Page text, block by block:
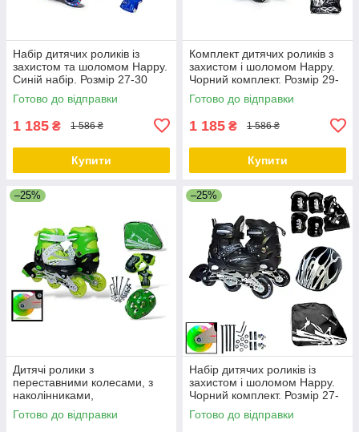
Набір дитячих роликів із
захистом та шоломом Happy.
Синій набір. Розмір 27-30
Готово до відправки
1 185 ₴ 1 586 ₴
Купити
Комплект дитячих роликів з
захистом і шоломом Happy.
Чорний комплект. Розмір 29-
33
Готово до відправки
1 185 ₴ 1 586 ₴
Купити
–25%
Дитячі ролики з
переставними колесами, з
наколінниками,
налокітниками та шоломом
Happy. Зелений колір. Розмір
Готово до відправки
–25%
Набір дитячих роликів із
захистом і шоломом Happy.
Чорний комплект. Розмір 27-
30
Готово до відправки